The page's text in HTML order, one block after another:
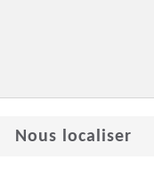
Nous localiser